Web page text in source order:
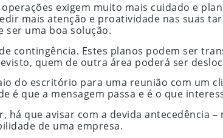
exigem muito mais cuidado e
mais atenção e proatividade nas suas
ser uma boa solução.
contingência. Estes planos podem ser
quem de outra área poderá ser
do escritório para uma reunião com um
é que a mensagem passa e é o que
que avisar com a devida antecedência –
de uma empresa.